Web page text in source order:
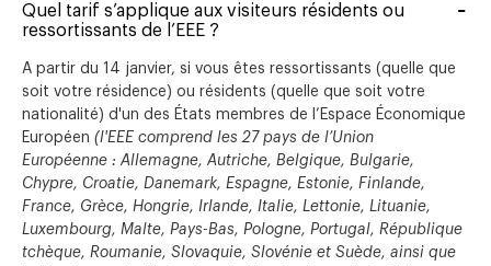
Quel tarif s’applique aux visiteurs résidents ou
ressortissants de l’EEE ?
A partir du 14 janvier, si vous êtes ressortissants (quelle que
soit votre résidence) ou résidents (quelle que soit votre
nationalité) d'un des États membres de l’Espace Économique
Européen (l'EEE comprend les 27 pays de l’Union
Européenne : Allemagne, Autriche, Belgique, Bulgarie,
Chypre, Croatie, Danemark, Espagne, Estonie, Finlande,
France, Grèce, Hongrie, Irlande, Italie, Lettonie, Lituanie,
Luxembourg, Malte, Pays-Bas, Pologne, Portugal, République
tchèque, Roumanie, Slovaquie, Slovénie et Suède, ainsi que